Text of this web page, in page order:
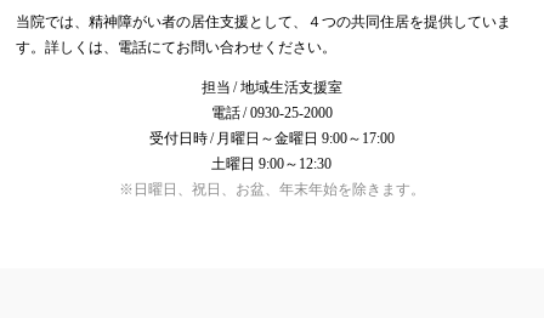
当院では、精神障がい者の居住支援として、４つの共同住居を提供していま
す。詳しくは、電話にてお問い合わせください。
担当
地域生活支援室
電話 0930-25-2000
受付日時
月曜日～金曜日 9:00～17:00
土曜日 9:00～12:30
※日曜日、祝日、お盆、年末年始を除きます。